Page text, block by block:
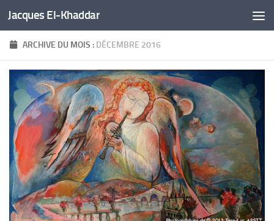
Skip to content
Jacques El-Khaddar
ARCHIVE DU MOIS : DÉCEMBRE 2016